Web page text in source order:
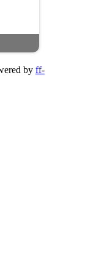
by ff-